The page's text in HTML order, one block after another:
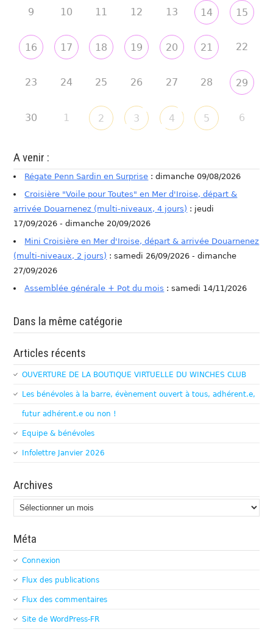
9 10 11 12 13 14 15
16 17 18 19 20 21 22
23 24 25 26 27 28 29
30 1 2 3 4 5 6
A venir :
Régate Penn Sardin en Surprise : dimanche 09/08/2026
Croisière "Voile pour Toutes" en Mer d'Iroise, départ &
arrivée Douarnenez (multi-niveaux, 4 jours) : jeudi
17/09/2026 - dimanche 20/09/2026
Mini Croisière en Mer d'Iroise, départ & arrivée Douarnenez
(multi-niveaux, 2 jours) : samedi 26/09/2026 - dimanche
27/09/2026
Assemblée générale + Pot du mois : samedi 14/11/2026
Dans la même catégorie
Articles récents
OUVERTURE DE LA BOUTIQUE VIRTUELLE DU WINCHES CLUB
Les bénévoles à la barre, évènement ouvert à tous, adhérent.e,
futur adhérent.e ou non !
Equipe & bénévoles
Infolettre Janvier 2026
Archives
Archives
Méta
Connexion
Flux des publications
Flux des commentaires
Site de WordPress-FR